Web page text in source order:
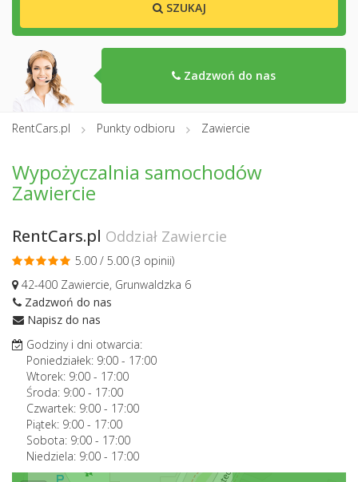
SZUKAJ
Zadzwoń do nas
RentCars.pl Punkty odbioru Zawiercie
Wypożyczalnia samochodów
Zawiercie
RentCars.pl Oddział Zawiercie
5.00 / 5.00 (3 opinii)
42-400 Zawiercie, Grunwaldzka 6
Zadzwoń do nas
Napisz do nas
Godziny i dni otwarcia:
Poniedziałek: 9:00 - 17:00
Wtorek: 9:00 - 17:00
Środa: 9:00 - 17:00
Czwartek: 9:00 - 17:00
Piątek: 9:00 - 17:00
Sobota: 9:00 - 17:00
Niedziela: 9:00 - 17:00